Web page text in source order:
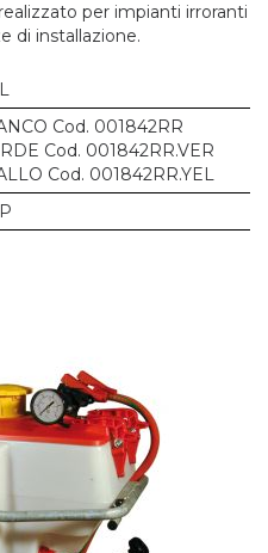
per impianti irroranti
di installazione.
Cod. 001842RR
Cod. 001842RR.VER
Cod. 001842RR.YEL